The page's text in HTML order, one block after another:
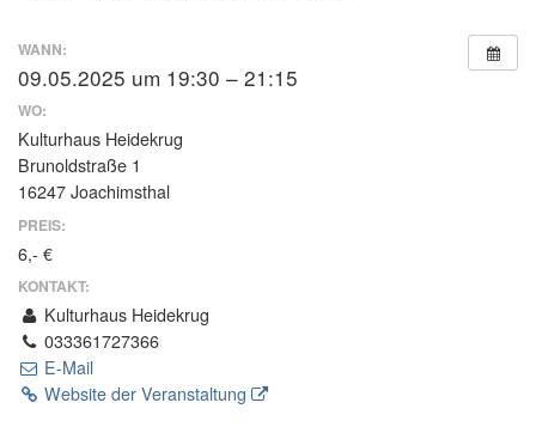
WANN:
09.05.2025 um 19:30 – 21:15
WO:
Kulturhaus Heidekrug
Brunoldstraße 1
16247 Joachimsthal
PREIS:
6,- €
KONTAKT:
Kulturhaus Heidekrug
033361727366
E-Mail
Website der Veranstaltung